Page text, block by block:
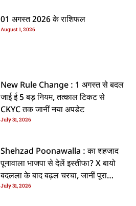
01 अगस्त 2026 के राशिफल
August 1, 2026
New Rule Change : 1 अगस्त से बदल
जाई ई 5 बड़ नियम, तत्काल टिकट से
CKYC तक जानीं नया अपडेट
July 31, 2026
Shehzad Poonawalla : का शहजाद
पूनावाला भाजपा से देलें इस्तीफा? X बायो
बदलला के बाद बढ़ल चरचा, जानीं पूरा
ममिला
July 31, 2026